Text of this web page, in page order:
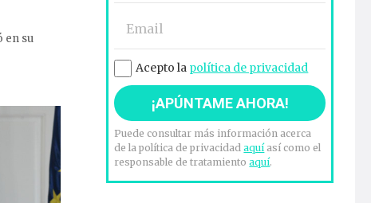
en su
Acepto la política de privacidad
Puede consultar más información acerca
de la política de privacidadaquíasí como el
responsable de tratamientoaquí.